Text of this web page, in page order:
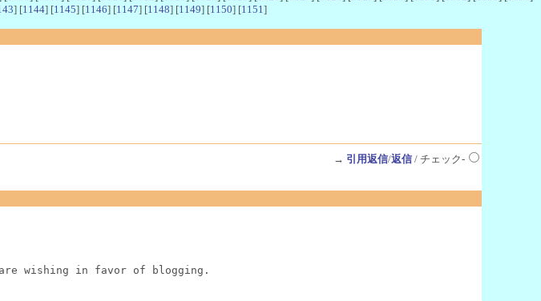
] [1144] [1145] [1146] [1147] [1148] [1149] [1150] [1151 ]
→ 引用返信/返信/ チェック-
wishing in favor of blogging.